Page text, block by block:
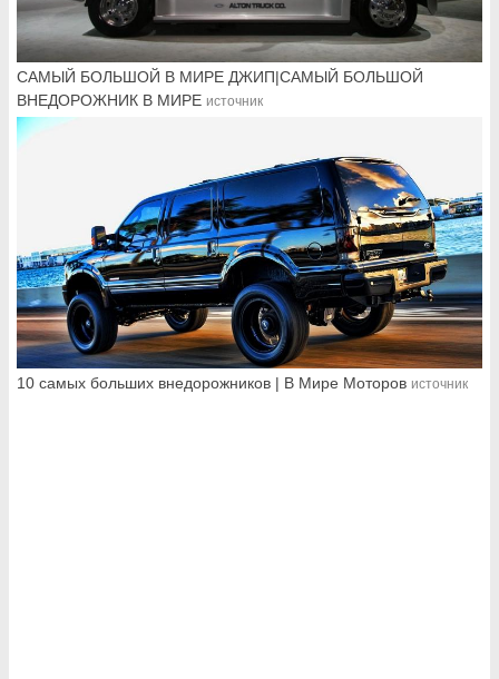
САМЫЙ БОЛЬШОЙ В МИРЕ ДЖИП|САМЫЙ БОЛЬШОЙ
ВНЕДОРОЖНИК В МИРЕ источник
10 самых больших внедорожников | В Мире Моторов источник